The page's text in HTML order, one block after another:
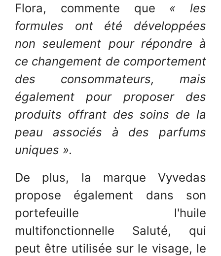
Flora, commente que « les
formules ont été développées
non seulement pour répondre à
ce changement de comportement
des consommateurs, mais
également pour proposer des
produits offrant des soins de la
peau associés à des parfums
uniques ».
De plus, la marque Vyvedas
propose également dans son
portefeuille l'huile
multifonctionnelle Saluté, qui
peut être utilisée sur le visage, le